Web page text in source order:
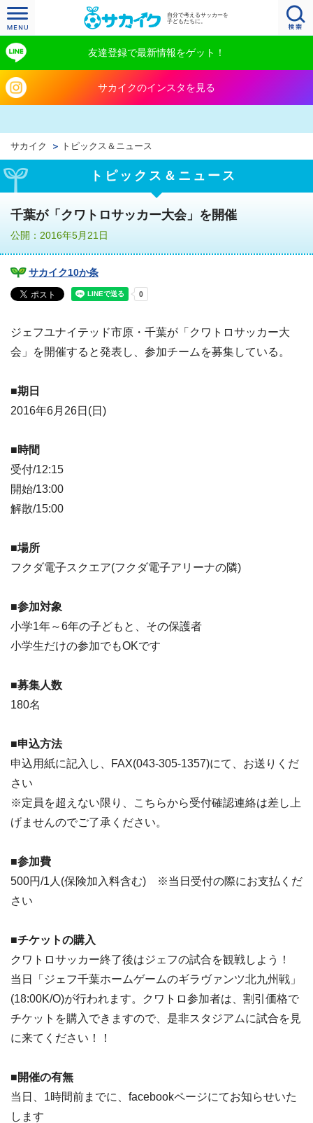
自分で考えるサッカーを
子どもたちに。
友達登録で最新情報をゲット！
サカイクのインスタを見る
サカイク トピックス＆ニュース
トピックス＆ニュース
千葉が「クワトロサッカー大会」を開催
公開：2016年5月21日
サカイク10か条
ジェフユナイテッド市原・千葉が「クワトロサッカー大
会」を開催すると発表し、参加チームを募集している。
■期日
2016年6月26日(日)
■時間
受付/12:15
開始/13:00
解散/15:00
■場所
フクダ電子スクエア(フクダ電子アリーナの隣)
■参加対象
小学1年～6年の子どもと、その保護者
小学生だけの参加でもOKです
■募集人数
180名
■申込方法
申込用紙に記入し、FAX(043-305-1357)にて、お送りくだ
さい
※定員を超えない限り、こちらから受付確認連絡は差し上
げませんのでご了承ください。
■参加費
500円/1人(保険加入料含む) ※当日受付の際にお支払くだ
さい
■チケットの購入
クワトロサッカー終了後はジェフの試合を観戦しよう！
当日「ジェフ千葉ホームゲームのギラヴァンツ北九州戦」
(18:00K/O)が行われます。クワトロ参加者は、割引価格で
チケットを購入できますので、是非スタジアムに試合を見
に来てください！！
■開催の有無
当日、1時間前までに、facebookページにてお知らせいた
します